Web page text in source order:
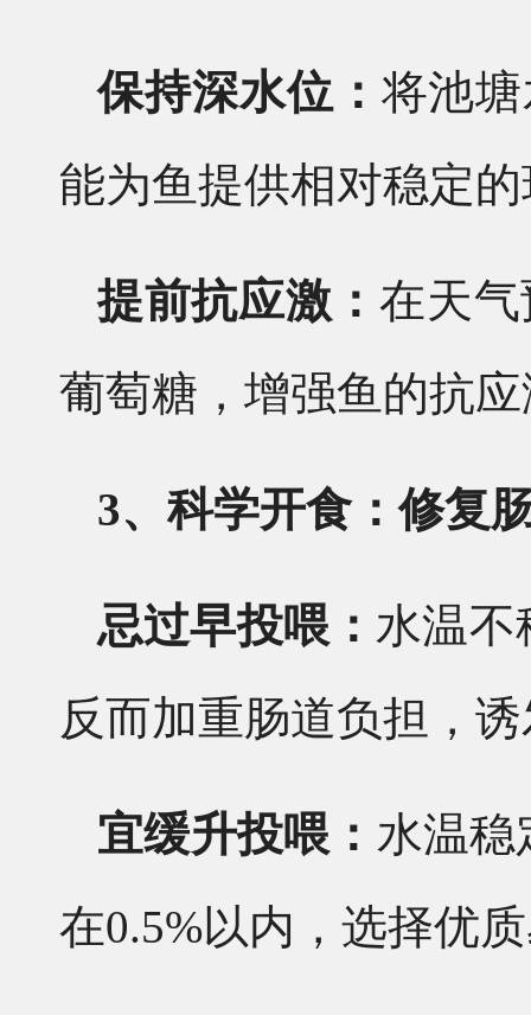
保持深水位： 将池
能为鱼提供相对稳定
提前抗应激：在天
葡萄糖，增强鱼的抗
3、科学开食：修复
忌过早投喂： 水温不
反而加重肠道负担，
宜缓升投喂： 水温
在0.5%以内，选择优